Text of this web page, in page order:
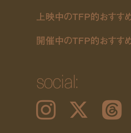
上映中のTFP的おすす
開催中のTFP的おすす
social:
Instagram 𝕏 Threads